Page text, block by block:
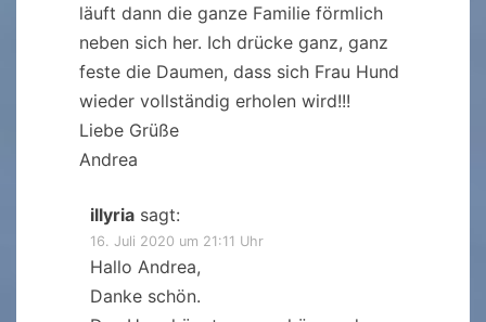
läuft dann die ganze Familie förmlich
neben sich her. Ich drücke ganz, ganz
feste die Daumen, dass sich Frau Hund
wieder vollständig erholen wird!!!
Liebe Grüße
Andrea
illyria sagt:
16. Juli 2020 um 21:11 Uhr
Hallo Andrea,
Danke schön.